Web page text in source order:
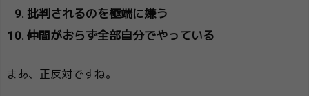
批判されるのを極端に嫌う
仲間がおらず全部自分でやっている
まあ、正反対ですね。